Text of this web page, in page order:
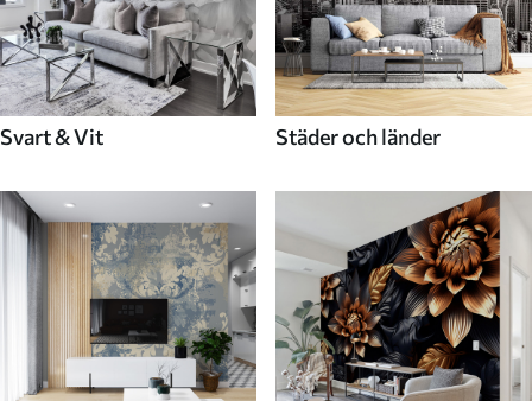
Svart & Vit Städer och länder